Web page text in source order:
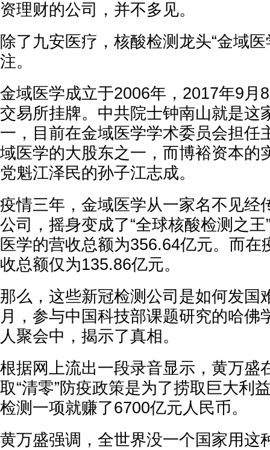
资理财的公司，并不多见。
除了九安医疗，核酸检测龙头“金域
注。
金域医学成立于2006年，2017年9月
交易所挂牌。中共院士钟南山就是这
一，目前在金域医学学术委员会担任
域医学的大股东之一，而博裕资本的
党魁江泽民的孙子江志成。
疫情三年，金域医学从一家名不见经
公司，摇身变成了“全球核酸检测之
医学的营收总额为356.64亿元。而在
收总额仅为135.86亿元。
那么，这些新冠检测公司是如何发国
月，参与中国科技部课题研究的哈佛
人聚会中，揭示了真相。
根据网上流出一段录音显示，黄万盛
取“清零”防疫政策是为了捞取巨大利
检测一项就赚了6700亿元人民币。
黄万盛强调，全世界没一个国家用这